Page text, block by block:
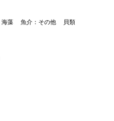
海藻 魚介：その他 貝類